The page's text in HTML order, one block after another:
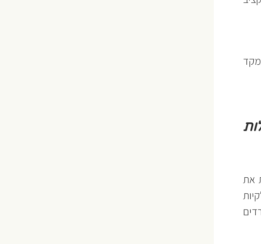
מערכות ניהול פרויקטים כמו Monday הן כלים חזקים שיכולים לשפר משמעותית את
היעילות הארגונית. עם זאת, בעמותות רבות, ההטמעה נכשלת או מניבה תוצאות חלקיות